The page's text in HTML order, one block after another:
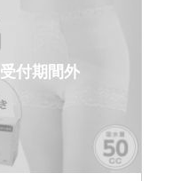
受付期間外